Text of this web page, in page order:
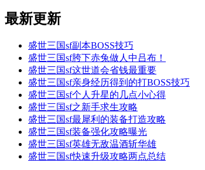
最新更新
盛世三国sf副本BOSS技巧
盛世三国sf胯下赤兔做人中吕布！
盛世三国sf这世道会省钱最重要
盛世三国sf亲身经历得到的打BOSS技巧
盛世三国sf个人升星的几点小心得
盛世三国sf之新手求生攻略
盛世三国sf最犀利的装备打造攻略
盛世三国sf装备强化攻略曝光
盛世三国sf英雄无敌温酒斩华雄
盛世三国sf快速升级攻略两点总结